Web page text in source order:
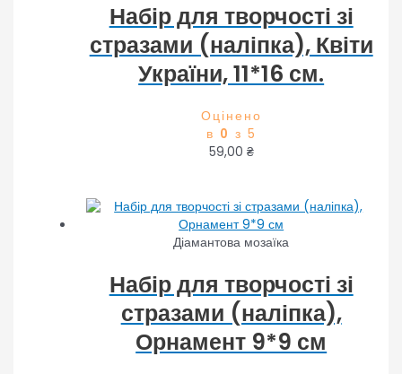
Набір для творчості зі
стразами (наліпка), Квіти
України, 11*16 см.
Оцінено
в 0 з 5
59,00 ₴
Діамантова мозаїка
Набір для творчості зі
стразами (наліпка),
Орнамент 9*9 см